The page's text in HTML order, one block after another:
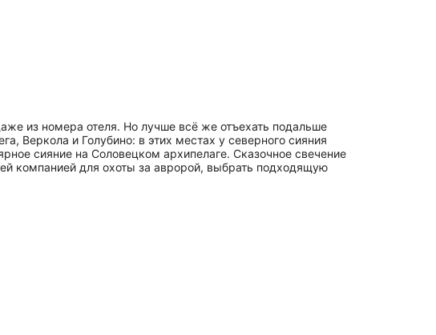
из номера отеля. Но лучше всё же отъехать подальше
Веркола и Голубино: в этих местах у северного сияния
сияние на Соловецком архипелаге. Сказочное свечение
компанией для охоты за авророй, выбрать подходящую